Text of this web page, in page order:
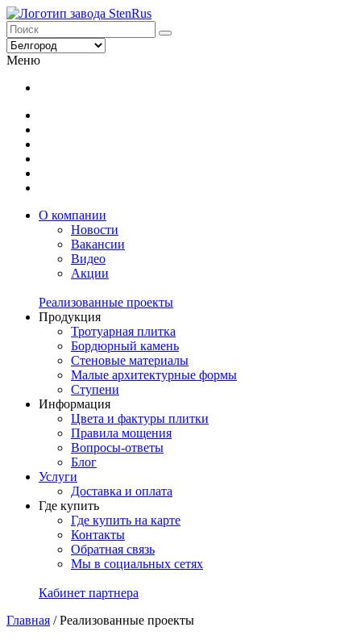
Меню
О компании
Новости
Вакансии
Видео
Акции
Реализованные проекты
Продукция
Тротуарная плитка
Бордюрный камень
Стеновые материалы
Малые архитектурные формы
Ступени
Информация
Цвета и фактуры плитки
Правила мощения
Вопросы-ответы
Блог
Услуги
Доставка и оплата
Где купить
Где купить на карте
Контакты
Обратная связь
Мы в социальных сетях
Кабинет партнера
Главная /Реализованные проекты